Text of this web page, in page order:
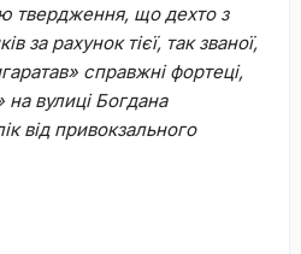
твердження, що дехто з
за рахунок тієї, так званої,
справжні фортеці,
вулиці Богдана
від привокзального